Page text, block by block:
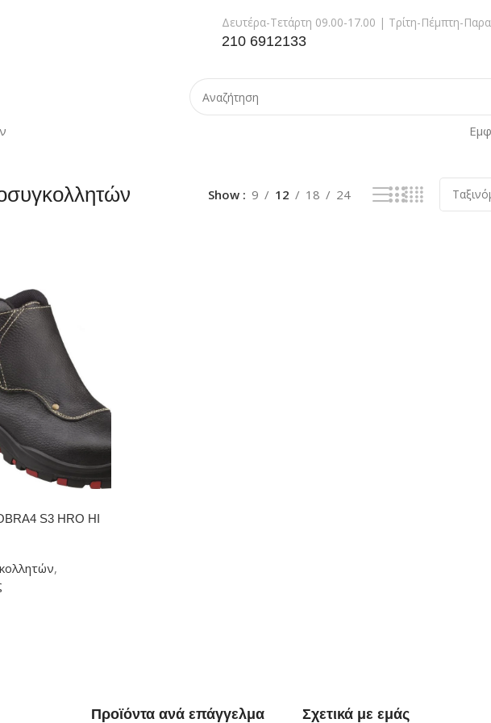
Δευτέρα-Τετάρτη 09.00-17.00 | Τρίτη-Πέμπτη-
210 6912133
Show 9 12 18 24
S3 HRO HI
,
Προϊόντα ανά επάγγελμα Σχετικά με εμάς